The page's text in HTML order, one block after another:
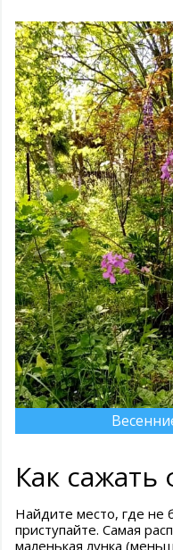
Как
Найдите место, где не
приступайте. Самая
маленькая лунка